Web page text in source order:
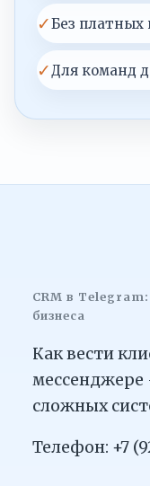
✓Без платных
✓ Для команд
CRM в
бизнеса
Как вести
сложных
Телефон: +7